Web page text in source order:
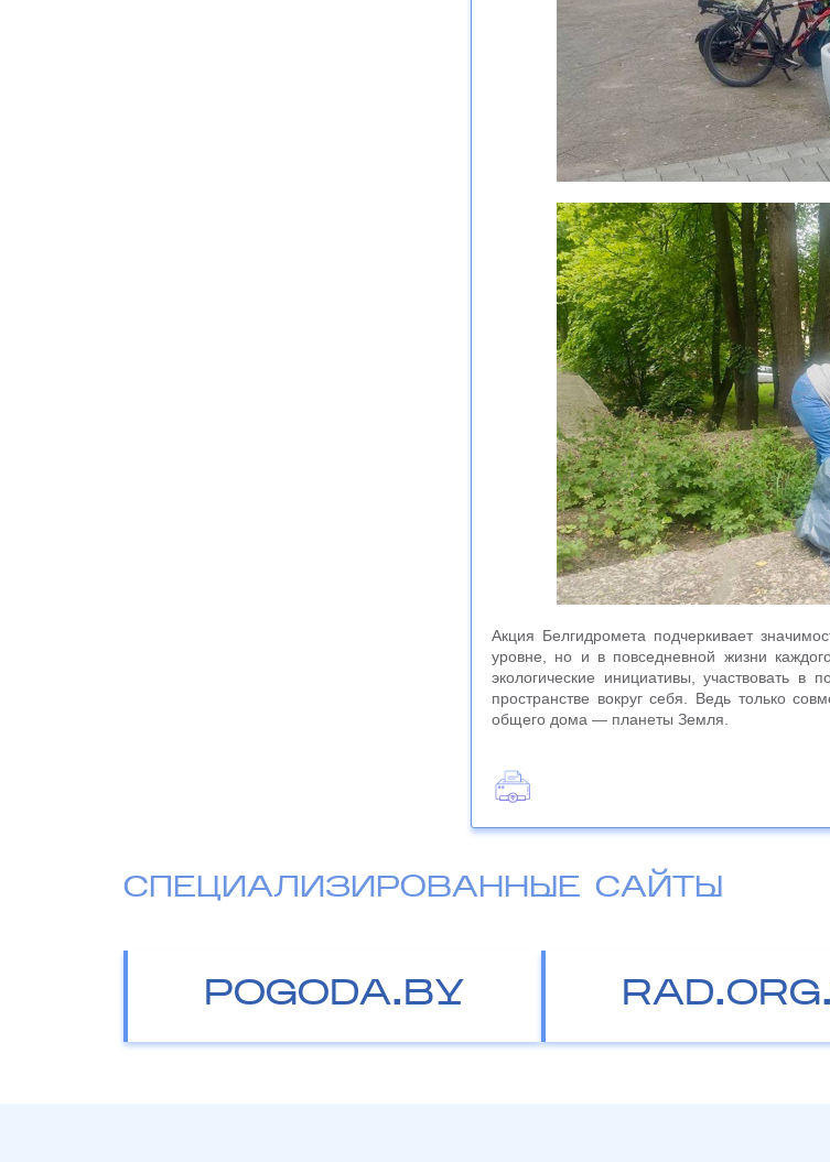
Акция Белгидромета подчеркивает
уровне, но и в повседневной жизни
экологические инициативы, участвовать
пространстве вокруг себя. Ведь только
общего дома — планеты Земля.
СПЕЦИАЛИЗИРОВАННЫЕ САЙТЫ
POGODA.BY